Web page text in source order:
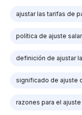
ajustar las tarifas de
política de ajuste
definición de ajustar
significado de ajuste
razones para el ajuste